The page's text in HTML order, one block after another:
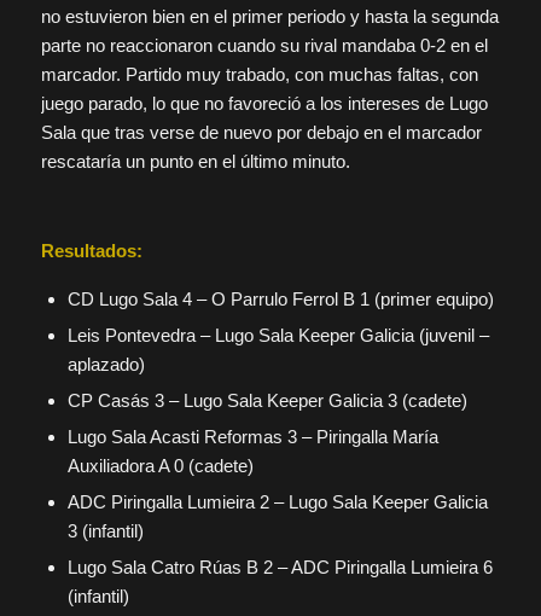
no estuvieron bien en el primer periodo y hasta la segunda
parte no reaccionaron cuando su rival mandaba 0-2 en el
marcador. Partido muy trabado, con muchas faltas, con
juego parado, lo que no favoreció a los intereses de Lugo
Sala que tras verse de nuevo por debajo en el marcador
rescataría un punto en el último minuto.
Resultados:
CD Lugo Sala 4 – O Parrulo Ferrol B 1 (primer equipo)
Leis Pontevedra – Lugo Sala Keeper Galicia (juvenil –
aplazado)
CP Casás 3 – Lugo Sala Keeper Galicia 3 (cadete)
Lugo Sala Acasti Reformas 3 – Piringalla María
Auxiliadora A 0 (cadete)
ADC Piringalla Lumieira 2 – Lugo Sala Keeper Galicia
3 (infantil)
Lugo Sala Catro Rúas B 2 – ADC Piringalla Lumieira 6
(infantil)